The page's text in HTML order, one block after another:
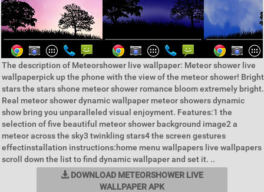
The description of Meteorshower live wallpaper: Meteor shower live
wallpaperpick up the phone with the view of the meteor shower! Bright
stars the stars shone meteor shower romance bloom extremely bright.
Real meteor shower dynamic wallpaper meteor showers dynamic
show bring you unparalleled visual enjoyment. Features:1 the
selection of five beautiful meteor shower background image2 a
meteor across the sky3 twinkling stars4 the screen gestures
effectinstallation instructions:home menu wallpapers live wallpapers
scroll down the list to find dynamic wallpaper and set it. ..
DOWNLOAD METEORSHOWER LIVE
WALLPAPER APK